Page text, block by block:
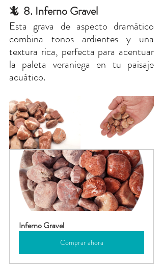
🦎 8. Inferno Gravel
Esta grava de aspecto dramático
combina tonos ardientes y una
textura rica, perfecta para acentuar
la paleta veraniega en tu paisaje
acuático.
Inferno Gravel
Comprar ahora